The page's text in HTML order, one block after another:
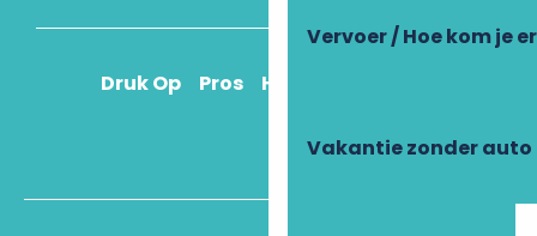
Vervoer / Hoe kom je
Vakantie zonder auto
Druk Op Pros Hoe kom ik daar?